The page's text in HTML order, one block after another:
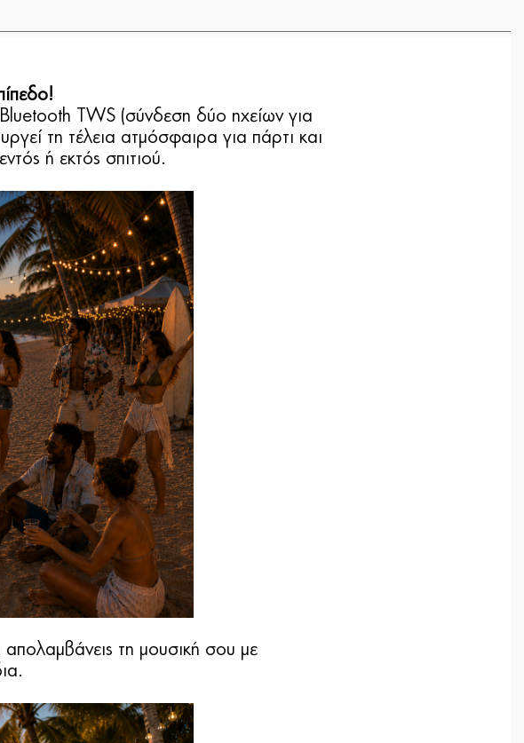
TWS (σύνδεση δύο ηχείων για
τη τέλεια ατμόσφαιρα για πάρτι και
ή εκτός σπιτιού.
απολαμβάνεις τη μουσική σου με